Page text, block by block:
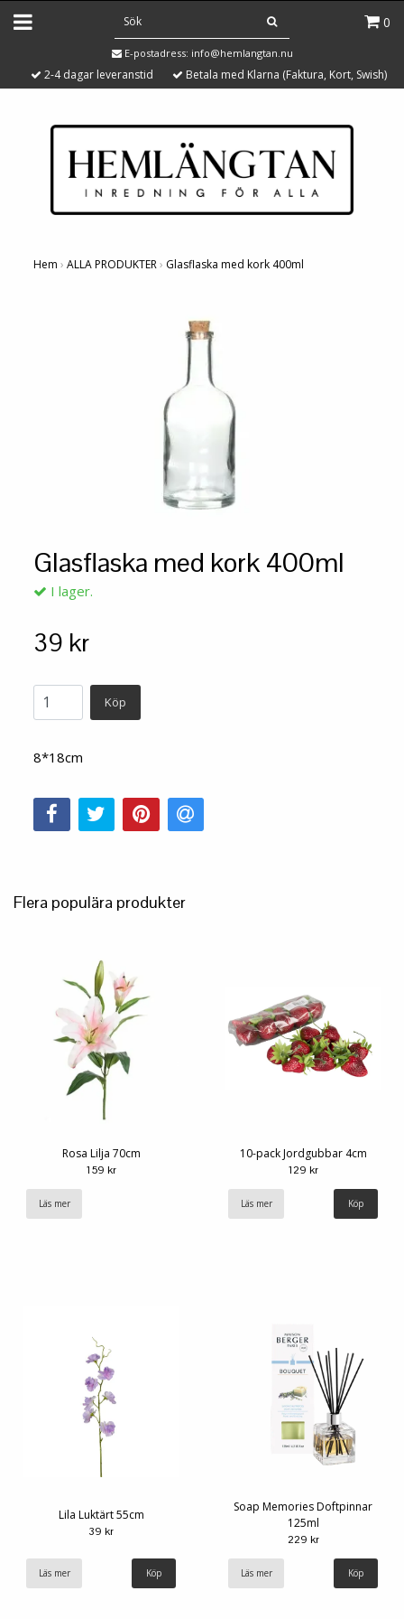
0
E-postadress: info@hemlangtan.nu
2-4 dagar leveranstid Betala med Klarna (Faktura, Kort, Swish)
Hem › ALLA PRODUKTER› Glasflaska med kork 400ml
Glasflaska med kork 400ml
I lager.
39 kr
Köp
8*18cm
Flera populära produkter
Rosa Lilja 70cm
159 kr
Läs mer
10-pack Jordgubbar 4cm
129 kr
Läs mer
Lila Luktärt 55cm
39 kr
Läs mer
Soap Memories Doftpinnar
125ml
229 kr
Läs mer